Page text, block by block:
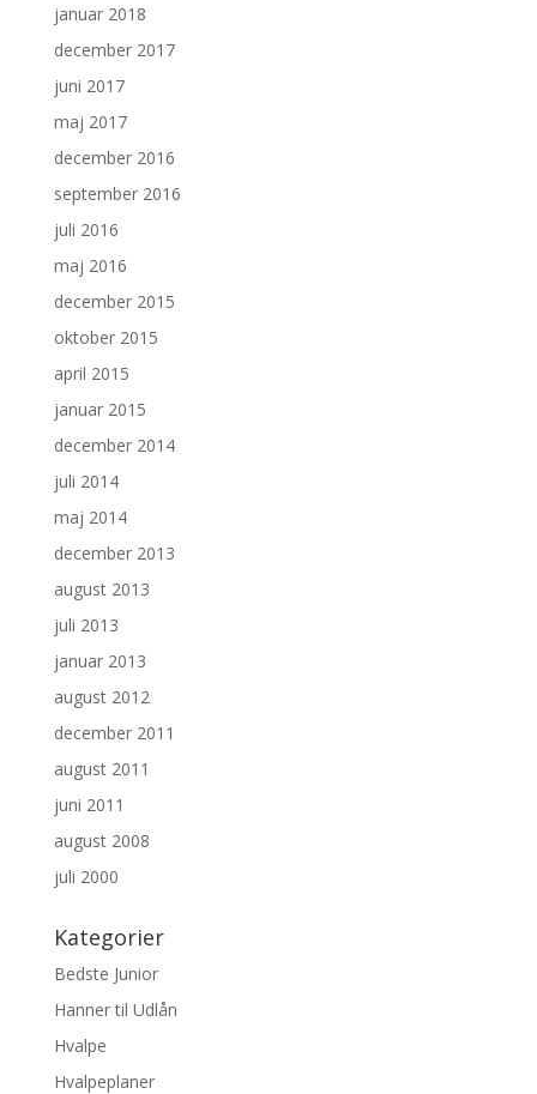
januar 2018
december 2017
juni 2017
maj 2017
december 2016
september 2016
juli 2016
maj 2016
december 2015
oktober 2015
april 2015
januar 2015
december 2014
juli 2014
maj 2014
december 2013
august 2013
juli 2013
januar 2013
august 2012
december 2011
august 2011
juni 2011
august 2008
juli 2000
Kategorier
Bedste Junior
Hanner til Udlån
Hvalpe
Hvalpeplaner